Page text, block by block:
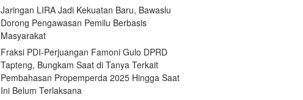
Jaringan LIRA Jadi Kekuatan Baru, Bawaslu
Dorong Pengawasan Pemilu Berbasis
Masyarakat
Fraksi PDI-Perjuangan Famoni Gulo DPRD
Tapteng, Bungkam Saat di Tanya Terkait
Pembahasan Propemperda 2025 Hingga Saat
Ini Belum Terlaksana